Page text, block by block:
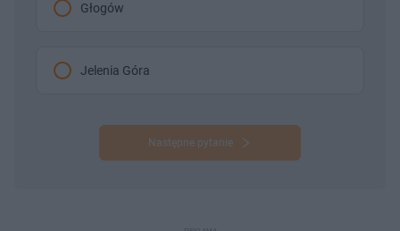
Głogów
Jelenia Góra
Następne pytanie